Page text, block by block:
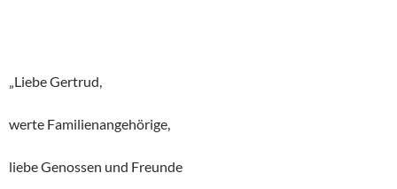
„Liebe Gertrud,
werte Familienangehörige,
liebe Genossen und Freunde